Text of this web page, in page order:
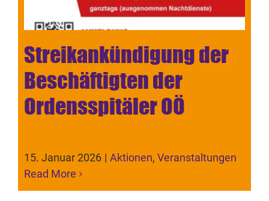
Streikankündigung der
Beschäftigten der
Ordensspitäler OÖ
15. Januar 2026 | Aktionen, Veranstaltungen
Read More